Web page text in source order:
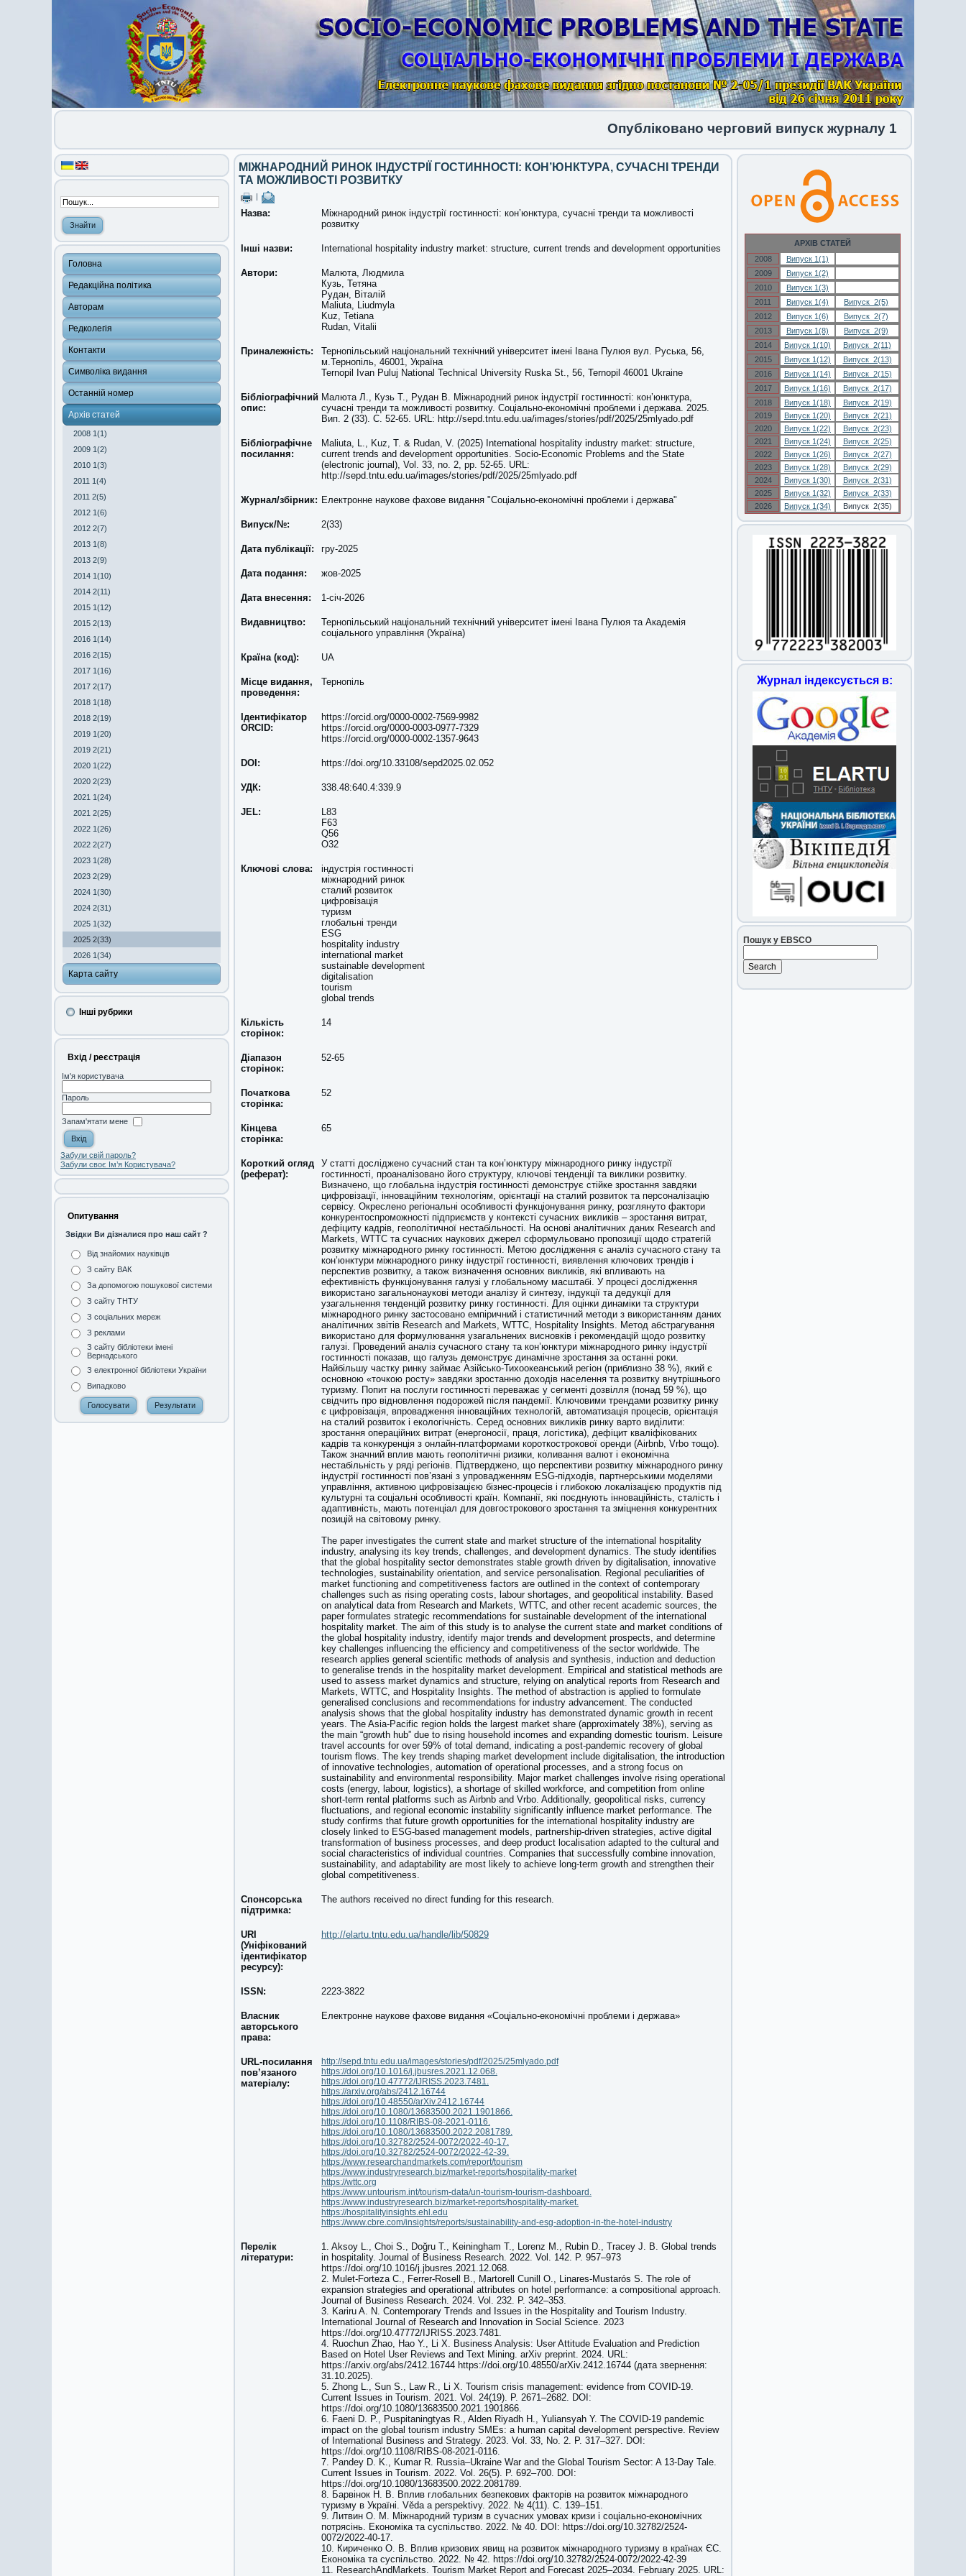
Опубліковано черговий випуск журналу 1 (34) 2026
Головна
Редакційна політика
Авторам
Редколегія
Контакти
Символіка видання
Останній номер
Архів статей
2008 1(1)
2009 1(2)
2010 1(3)
2011 1(4)
2011 2(5)
2012 1(6)
2012 2(7)
2013 1(8)
2013 2(9)
2014 1(10)
2014 2(11)
2015 1(12)
2015 2(13)
2016 1(14)
2016 2(15)
2017 1(16)
2017 2(17)
2018 1(18)
2018 2(19)
2019 1(20)
2019 2(21)
2020 1(22)
2020 2(23)
2021 1(24)
2021 2(25)
2022 1(26)
2022 2(27)
2023 1(28)
2023 2(29)
2024 1(30)
2024 2(31)
2025 1(32)
2025 2(33)
2026 1(34)
Карта сайту
Інші рубрики
Вхід / реєстрація
Ім'я користувача
Пароль
Запам'ятати мене
Забули свій пароль?
Забули своє Ім’я Користувача?
Опитування
Звідки Ви дізналися про наш сайт ?
Від знайомих науківців
З сайту ВАК
За допомогою пошукової системи
З сайту ТНТУ
З соціальних мереж
З реклами
З сайту бібліотеки імені
Вернадського
З електронної бібліотеки України
Випадково
МІЖНАРОДНИЙ РИНОК ІНДУСТРІЇ ГОСТИННОСТІ: КОН’ЮНКТУРА, СУЧАСНІ ТРЕНДИ
ТА МОЖЛИВОСТІ РОЗВИТКУ
Назва:
Міжнародний ринок індустрії гостинності: кон’юнктура, сучасні тренди та можливості
розвитку
Інші назви: International hospitality industry market: structure, current trends and development opportunities
Автори:
Малюта, Людмила
Кузь, Тетяна
Рудан, Віталій
Maliuta, Liudmyla
Kuz, Tetiana
Rudan, Vitalii
Приналежність:
Тернопільський національний технічний університет імені Івана Пулюя вул. Руська, 56,
м.Тернопіль, 46001, Україна
Ternopil Ivan Puluj National Technical University Ruska St., 56, Ternopil 46001 Ukraine
Бібліографічний
опис:
Малюта Л., Кузь Т., Рудан В. Міжнародний ринок індустрії гостинності: кон’юнктура,
сучасні тренди та можливості розвитку. Соціально-економічні проблеми і держава. 2025.
Вип. 2 (33). С. 52-65. URL: http://sepd.tntu.edu.ua/images/stories/pdf/2025/25mlyado.pdf
Бібліографічне
посилання:
Maliuta, L., Kuz, T. & Rudan, V. (2025) International hospitality industry market: structure,
current trends and development opportunities. Socio-Economic Problems and the State
(electronic journal), Vol. 33, no. 2, pp. 52-65. URL:
http://sepd.tntu.edu.ua/images/stories/pdf/2025/25mlyado.pdf
Журнал/збірник: Електронне наукове фахове видання "Соціально-економічні проблеми і держава"
Випуск/№: 2(33)
Дата публікації: гру-2025
Дата подання: жов-2025
Дата внесення: 1-січ-2026
Видавництво:
Тернопільський національний технічний університет імені Івана Пулюя та Академія
соціального управління (Україна)
Країна (код): UA
Місце видання,
проведення:
Тернопіль
Ідентифікатор
ORCID:
https://orcid.org/0000-0002-7569-9982
https://orcid.org/0000-0003-0977-7329
https://orcid.org/0000-0002-1357-9643
DOI: https://doi.org/10.33108/sepd2025.02.052
УДК: 338.48:640.4:339.9
JEL:
L83
F63
Q56
O32
Ключові слова:
індустрія гостинності
міжнародний ринок
сталий розвиток
цифровізація
туризм
глобальні тренди
ESG
hospitality industry
international market
sustainable development
digitalisation
tourism
global trends
Кількість
сторінок:
14
Діапазон
сторінок:
52-65
Початкова
сторінка:
52
Кінцева
сторінка:
65
Короткий огляд
(реферат):
У статті досліджено сучасний стан та кон’юнктуру міжнародного ринку індустрії
гостинності, проаналізовано його структуру, ключові тенденції та виклики розвитку.
Визначено, що глобальна індустрія гостинності демонструє стійке зростання завдяки
цифровізації, інноваційним технологіям, орієнтації на сталий розвиток та персоналізацію
сервісу. Окреслено регіональні особливості функціонування ринку, розглянуто фактори
конкурентоспроможності підприємств у контексті сучасних викликів – зростання витрат,
дефіциту кадрів, геополітичної нестабільності. На основі аналітичних даних Research and
Markets, WTTC та сучасних наукових джерел сформульовано пропозиції щодо стратегій
розвитку міжнародного ринку гостинності. Метою дослідження є аналіз сучасного стану та
кон’юнктури міжнародного ринку індустрії гостинності, виявлення ключових трендів і
перспектив розвитку, а також визначення основних викликів, які впливають на
ефективність функціонування галузі у глобальному масштабі. У процесі дослідження
використано загальнонаукові методи аналізу й синтезу, індукції та дедукції для
узагальнення тенденцій розвитку ринку гостинності. Для оцінки динаміки та структури
міжнародного ринку застосовано емпіричний і статистичний методи з використанням даних
аналітичних звітів Research and Markets, WTTC, Hospitality Insights. Метод абстрагування
використано для формулювання узагальнених висновків і рекомендацій щодо розвитку
галузі. Проведений аналіз сучасного стану та кон’юнктури міжнародного ринку індустрії
гостинності показав, що галузь демонструє динамічне зростання за останні роки.
Найбільшу частку ринку займає Азійсько-Тихоокеанський регіон (приблизно 38 %), який є
основною «точкою росту» завдяки зростанню доходів населення та розвитку внутрішнього
туризму. Попит на послуги гостинності переважає у сегменті дозвілля (понад 59 %), що
свідчить про відновлення подорожей після пандемії. Ключовими трендами розвитку ринку
є цифровізація, впровадження інноваційних технологій, автоматизація процесів, орієнтація
на сталий розвиток і екологічність. Серед основних викликів ринку варто виділити:
зростання операційних витрат (енергоносії, праця, логістика), дефіцит кваліфікованих
кадрів та конкуренція з онлайн-платформами короткострокової оренди (Airbnb, Vrbo тощо).
Також значний вплив мають геополітичні ризики, коливання валют і економічна
нестабільність у ряді регіонів. Підтверджено, що перспективи розвитку міжнародного ринку
індустрії гостинності пов’язані з упровадженням ESG-підходів, партнерськими моделями
управління, активною цифровізацією бізнес-процесів і глибокою локалізацією продуктів під
культурні та соціальні особливості країн. Компанії, які поєднують інноваційність, сталість і
адаптивність, мають потенціал для довгострокового зростання та зміцнення конкурентних
позицій на світовому ринку.
The paper investigates the current state and market structure of the international hospitality
industry, analysing its key trends, challenges, and development dynamics. The study identifies
that the global hospitality sector demonstrates stable growth driven by digitalisation, innovative
technologies, sustainability orientation, and service personalisation. Regional peculiarities of
market functioning and competitiveness factors are outlined in the context of contemporary
challenges such as rising operating costs, labour shortages, and geopolitical instability. Based
on analytical data from Research and Markets, WTTC, and other recent academic sources, the
paper formulates strategic recommendations for sustainable development of the international
hospitality market. The aim of this study is to analyse the current state and market conditions of
the global hospitality industry, identify major trends and development prospects, and determine
key challenges influencing the efficiency and competitiveness of the sector worldwide. The
research applies general scientific methods of analysis and synthesis, induction and deduction
to generalise trends in the hospitality market development. Empirical and statistical methods are
used to assess market dynamics and structure, relying on analytical reports from Research and
Markets, WTTC, and Hospitality Insights. The method of abstraction is applied to formulate
generalised conclusions and recommendations for industry advancement. The conducted
analysis shows that the global hospitality industry has demonstrated dynamic growth in recent
years. The Asia-Pacific region holds the largest market share (approximately 38%), serving as
the main “growth hub” due to rising household incomes and expanding domestic tourism. Leisure
travel accounts for over 59% of total demand, indicating a post-pandemic recovery of global
tourism flows. The key trends shaping market development include digitalisation, the introduction
of innovative technologies, automation of operational processes, and a strong focus on
sustainability and environmental responsibility. Major market challenges involve rising operational
costs (energy, labour, logistics), a shortage of skilled workforce, and competition from online
short-term rental platforms such as Airbnb and Vrbo. Additionally, geopolitical risks, currency
fluctuations, and regional economic instability significantly influence market performance. The
study confirms that future growth opportunities for the international hospitality industry are
closely linked to ESG-based management models, partnership-driven strategies, active digital
transformation of business processes, and deep product localisation adapted to the cultural and
social characteristics of individual countries. Companies that successfully combine innovation,
sustainability, and adaptability are most likely to achieve long-term growth and strengthen their
global competitiveness.
Спонсорська
підтримка:
The authors received no direct funding for this research.
URI
(Уніфікований
ідентифікатор
ресурсу):
http://elartu.tntu.edu.ua/handle/lib/50829
ISSN: 2223-3822
Власник
авторського
права:
Електронне наукове фахове видання «Соціально-економічні проблеми і держава»
URL-посилання
пов’язаного
матеріалу:
http://sepd.tntu.edu.ua/images/stories/pdf/2025/25mlyado.pdf
https://doi.org/10.1016/j.jbusres.2021.12.068.
https://doi.org/10.47772/IJRISS.2023.7481.
https://arxiv.org/abs/2412.16744
https://doi.org/10.48550/arXiv.2412.16744
https://doi.org/10.1080/13683500.2021.1901866.
https://doi.org/10.1108/RIBS-08-2021-0116.
https://doi.org/10.1080/13683500.2022.2081789.
https://doi.org/10.32782/2524-0072/2022-40-17.
https://doi.org/10.32782/2524-0072/2022-42-39.
https://www.researchandmarkets.com/report/tourism
https://www.industryresearch.biz/market-reports/hospitality-market
https://wttc.org
https://www.untourism.int/tourism-data/un-tourism-tourism-dashboard.
https://www.industryresearch.biz/market-reports/hospitality-market.
https://hospitalityinsights.ehl.edu
https://www.cbre.com/insights/reports/sustainability-and-esg-adoption-in-the-hotel-industry
Перелік
літератури:
1. Aksoy L., Choi S., Doğru T., Keiningham T., Lorenz M., Rubin D., Tracey J. B. Global trends
in hospitality. Journal of Business Research. 2022. Vol. 142. P. 957–973
https://doi.org/10.1016/j.jbusres.2021.12.068.
2. Mulet-Forteza C., Ferrer-Rosell B., Martorell Cunill O., Linares-Mustarós S. The role of
expansion strategies and operational attributes on hotel performance: a compositional approach.
Journal of Business Research. 2024. Vol. 232. P. 342–353.
3. Kariru A. N. Contemporary Trends and Issues in the Hospitality and Tourism Industry.
International Journal of Research and Innovation in Social Science. 2023
https://doi.org/10.47772/IJRISS.2023.7481.
4. Ruochun Zhao, Hao Y., Li X. Business Analysis: User Attitude Evaluation and Prediction
Based on Hotel User Reviews and Text Mining. arXiv preprint. 2024. URL:
https://arxiv.org/abs/2412.16744 https://doi.org/10.48550/arXiv.2412.16744 (дата звернення:
31.10.2025).
5. Zhong L., Sun S., Law R., Li X. Tourism crisis management: evidence from COVID-19.
Current Issues in Tourism. 2021. Vol. 24(19). P. 2671–2682. DOI:
https://doi.org/10.1080/13683500.2021.1901866.
6. Faeni D. P., Puspitaningtyas R., Alden Riyadh H., Yuliansyah Y. The COVID-19 pandemic
impact on the global tourism industry SMEs: a human capital development perspective. Review
of International Business and Strategy. 2023. Vol. 33, No. 2. P. 317–327. DOI:
https://doi.org/10.1108/RIBS-08-2021-0116.
7. Pandey D. K., Kumar R. Russia–Ukraine War and the Global Tourism Sector: A 13-Day Tale.
Current Issues in Tourism. 2022. Vol. 26(5). P. 692–700. DOI:
https://doi.org/10.1080/13683500.2022.2081789.
8. Барвінок Н. В. Вплив глобальних безпекових факторів на розвиток міжнародного
туризму в Україні. Věda a perspektivy. 2022. № 4(11). С. 139–151.
9. Литвин О. М. Міжнародний туризм в сучасних умовах кризи і соціально-економічних
потрясінь. Економіка та суспільство. 2022. № 40. DOI: https://doi.org/10.32782/2524-
0072/2022-40-17.
10. Кириченко О. В. Вплив кризових явищ на розвиток міжнародного туризму в країнах ЄС.
Економіка та суспільство. 2022. № 42. https://doi.org/10.32782/2524-0072/2022-42-39
11. ResearchAndMarkets. Tourism Market Report and Forecast 2025–2034. February 2025. URL:
АРХІВ СТАТЕЙ
2008
Випуск 1(1)
2009
Випуск 1(2)
2010
Випуск 1(3)
2011
Випуск 1(4)
Випуск 2(5)
2012
Випуск 1(6)
Випуск 2(7)
2013
Випуск 1(8)
Випуск 2(9)
2014
Випуск 1(10)
Випуск 2(11)
2015
Випуск 1(12)
Випуск 2(13)
2016
Випуск 1(14)
Випуск 2(15)
2017
Випуск 1(16)
Випуск 2(17)
2018
Випуск 1(18)
Випуск 2(19)
2019
Випуск 1(20)
Випуск 2(21)
2020
Випуск 1(22)
Випуск 2(23)
2021
Випуск 1(24)
Випуск 2(25)
2022
Випуск 1(26)
Випуск 2(27)
2023
Випуск 1(28)
Випуск 2(29)
2024
Випуск 1(30)
Випуск 2(31)
2025
Випуск 1(32)
Випуск 2(33)
2026
Випуск 1(34) Випуск 2(35)
Журнал індексується в:
Пошук у EBSCO